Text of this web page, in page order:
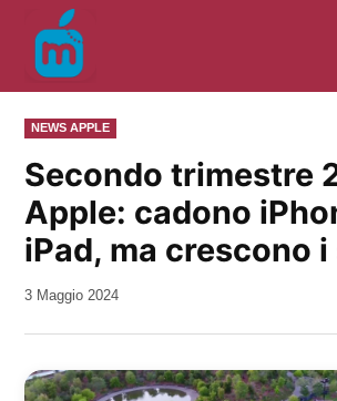
contenuto
PUBBLICATO
IN
NEWS APPLE
Secondo trimestre
Apple: cadono
iPad, ma crescono
da
3 Maggio 2024